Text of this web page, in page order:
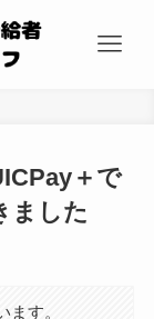
＋で
ました
す。